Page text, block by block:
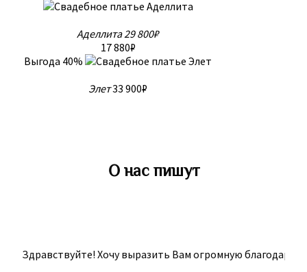
Аделлита 29 800₽
17 880₽
Выгода 40%
Элет33 900₽
О нас пишут
Здравствуйте! Хочу выразить Вам огромную